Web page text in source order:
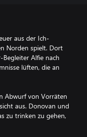
aus der Ich-
Norden spielt. Dort
Alfie nach
lüften, die an
Abwurf von Vorräten
aus. Donovan und
zu trinken zu gehen,